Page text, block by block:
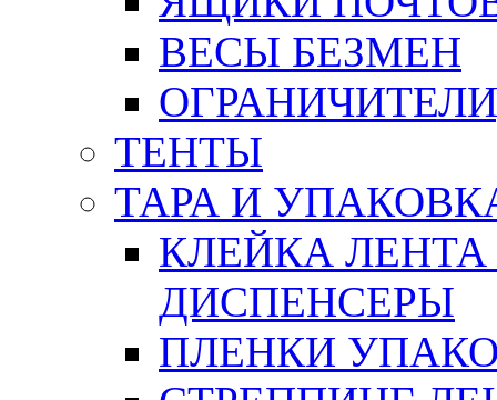
ВЕСЫ БЕЗМЕН
ТЕНТЫ
ТАРА И
КЛЕЙКА
ДИСПЕНСЕРЫ
ПЛЕНКИ